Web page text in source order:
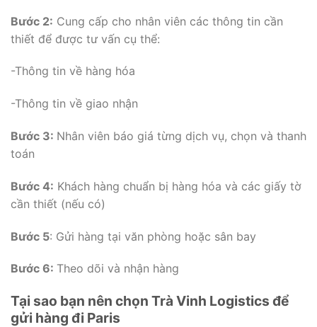
Bước 2: Cung cấp cho nhân viên các thông tin cần
thiết để được tư vấn cụ thể:
-Thông tin về hàng hóa
-Thông tin về giao nhận
Bước 3: Nhân viên báo giá từng dịch vụ, chọn và thanh
toán
Bước 4: Khách hàng chuẩn bị hàng hóa và các giấy tờ
cần thiết (nếu có)
Bước 5: Gửi hàng tại văn phòng hoặc sân bay
Bước 6: Theo dõi và nhận hàng
Tại sao bạn nên chọn Trà Vinh Logistics để
gửi hàng đi Paris